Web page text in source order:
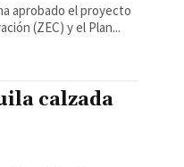
aprobado el proyecto
(ZEC) y el Plan...
calzada